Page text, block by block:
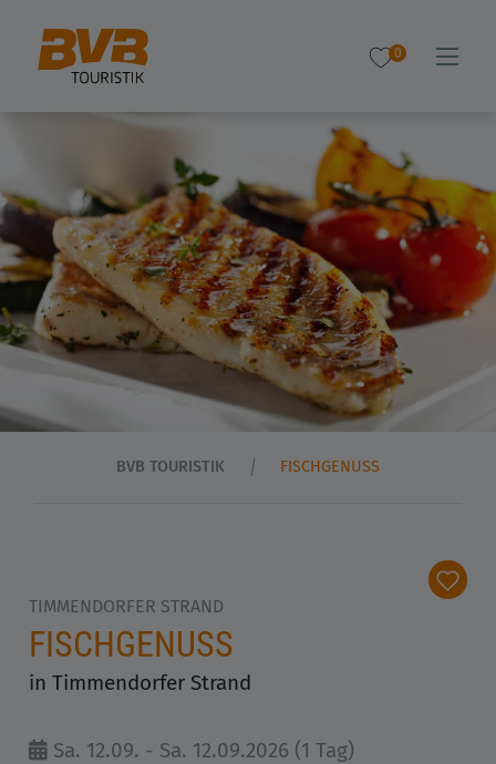
0
BVB TOURISTIK FISCHGENUSS
TIMMENDORFER STRAND
FISCHGENUSS
in Timmendorfer Strand
Sa. 12.09. - Sa. 12.09.2026 (1 Tag)